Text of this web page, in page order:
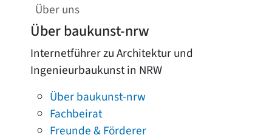
Über uns
Über baukunst-nrw
Internetführer zu Architektur und
Ingenieurbaukunst in NRW
Über baukunst-nrw
Fachbeirat
Freunde & Förderer